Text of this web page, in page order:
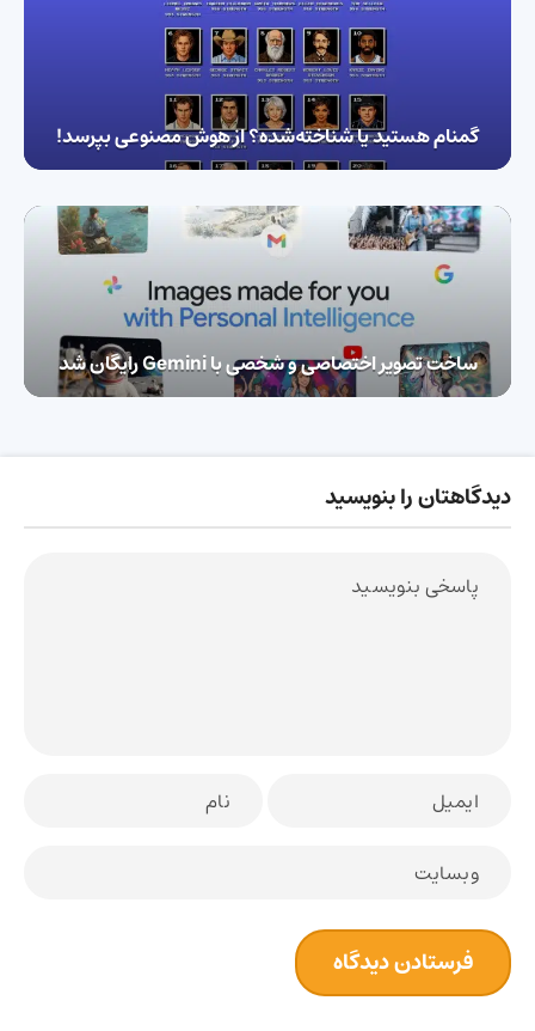
گمنام هستید یا شناخته‌شده؟ از هوش مصنوعی بپرسد!
ساخت تصویر اختصاصی و شخصی با Gemini رایگان شد
دیدگاهتان را بنویسید